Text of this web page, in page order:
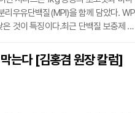
리우유단백질(MPI)을 함께 담았다.
것이 특징이다.최근 단백질 보충제 시
계자는 "이번 아이솔레이트 시리즈 2종
으로도 다양한 취향과 섭취 목적에 맞
는다 [김홍겸 원장 칼럼]